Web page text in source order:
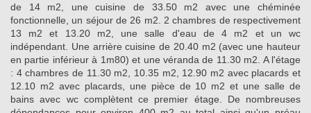
de 14 m2, une cuisine de 33.50 m2 avec une chéminée
fonctionnelle, un séjour de 26 m2. 2 chambres de respectivement
13 m2 et 13.20 m2, une salle d'eau de 4 m2 et un wc
indépendant. Une arrière cuisine de 20.40 m2 (avec une hauteur
en partie inférieur à 1m80) et une véranda de 11.30 m2. A l'étage
: 4 chambres de 11.30 m2, 10.35 m2, 12.90 m2 avec placards et
12.10 m2 avec placards, une pièce de 10 m2 et une salle de
bains avec wc complètent ce premier étage. De nombreuses